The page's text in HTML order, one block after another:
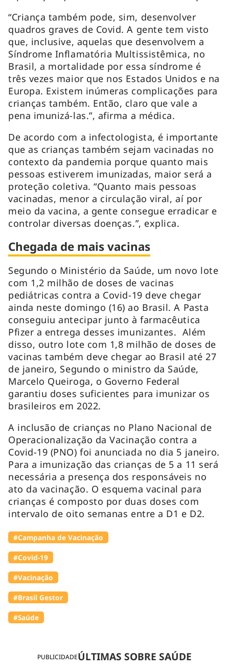
PUBLICIDADEÚLTIMAS SOBRE SAÚDE
“Criança também pode, sim, desenvolver
quadros graves de Covid. A gente tem visto
que, inclusive, aquelas que desenvolvem a
Síndrome Inflamatória Multissistêmica, no
Brasil, a mortalidade por essa síndrome é
três vezes maior que nos Estados Unidos e na
Europa. Existem inúmeras complicações para
crianças também. Então, claro que vale a
pena imunizá-las.”, afirma a médica.
De acordo com a infectologista, é importante
que as crianças também sejam vacinadas no
contexto da pandemia porque quanto mais
pessoas estiverem imunizadas, maior será a
proteção coletiva. “Quanto mais pessoas
vacinadas, menor a circulação viral, aí por
meio da vacina, a gente consegue erradicar e
controlar diversas doenças.”, explica.
Chegada de mais vacinas
Segundo o Ministério da Saúde, um novo lote
com 1,2 milhão de doses de vacinas
pediátricas contra a Covid-19 deve chegar
ainda neste domingo (16) ao Brasil. A Pasta
conseguiu antecipar junto à farmacêutica
Pfizer a entrega desses imunizantes. Além
disso, outro lote com 1,8 milhão de doses de
vacinas também deve chegar ao Brasil até 27
de janeiro, Segundo o ministro da Saúde,
Marcelo Queiroga, o Governo Federal
garantiu doses suficientes para imunizar os
brasileiros em 2022.
A inclusão de crianças no Plano Nacional de
Operacionalização da Vacinação contra a
Covid-19 (PNO) foi anunciada no dia 5 janeiro.
Para a imunização das crianças de 5 a 11 será
necessária a presença dos responsáveis no
ato da vacinação. O esquema vacinal para
crianças é composto por duas doses com
intervalo de oito semanas entre a D1 e D2.
#Campanha de Vacinação
#Covid-19
#Vacinação
#Brasil Gestor
#Saúde